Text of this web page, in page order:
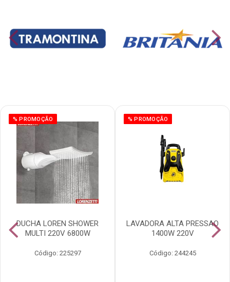
% PROMOÇÃO
DUCHA LOREN SHOWER
MULTI 220V 6800W
Código: 225297
% PROMOÇÃO
LAVADORA ALTA PRESSAO
1400W 220V
Código: 244245